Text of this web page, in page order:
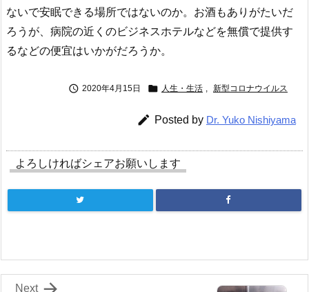
ないで安眠できる場所ではないのか。お酒もありがたいだ
ろうが、病院の近くのビジネスホテルなどを無償で提供す
るなどの便宜はいかがだろうか。
 2020年4月15日  人生・生活 , 新型コロナウイルス
 Posted by Dr. Yuko Nishiyama
よろしければシェアお願いします
Next